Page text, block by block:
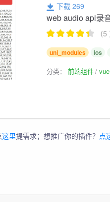
下载 269
web audio api录
（
uni_modules ios
分类：前端组件
这里提需求；想推广你的插件？ 点